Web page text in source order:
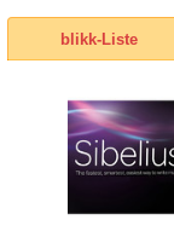
blikk-Liste